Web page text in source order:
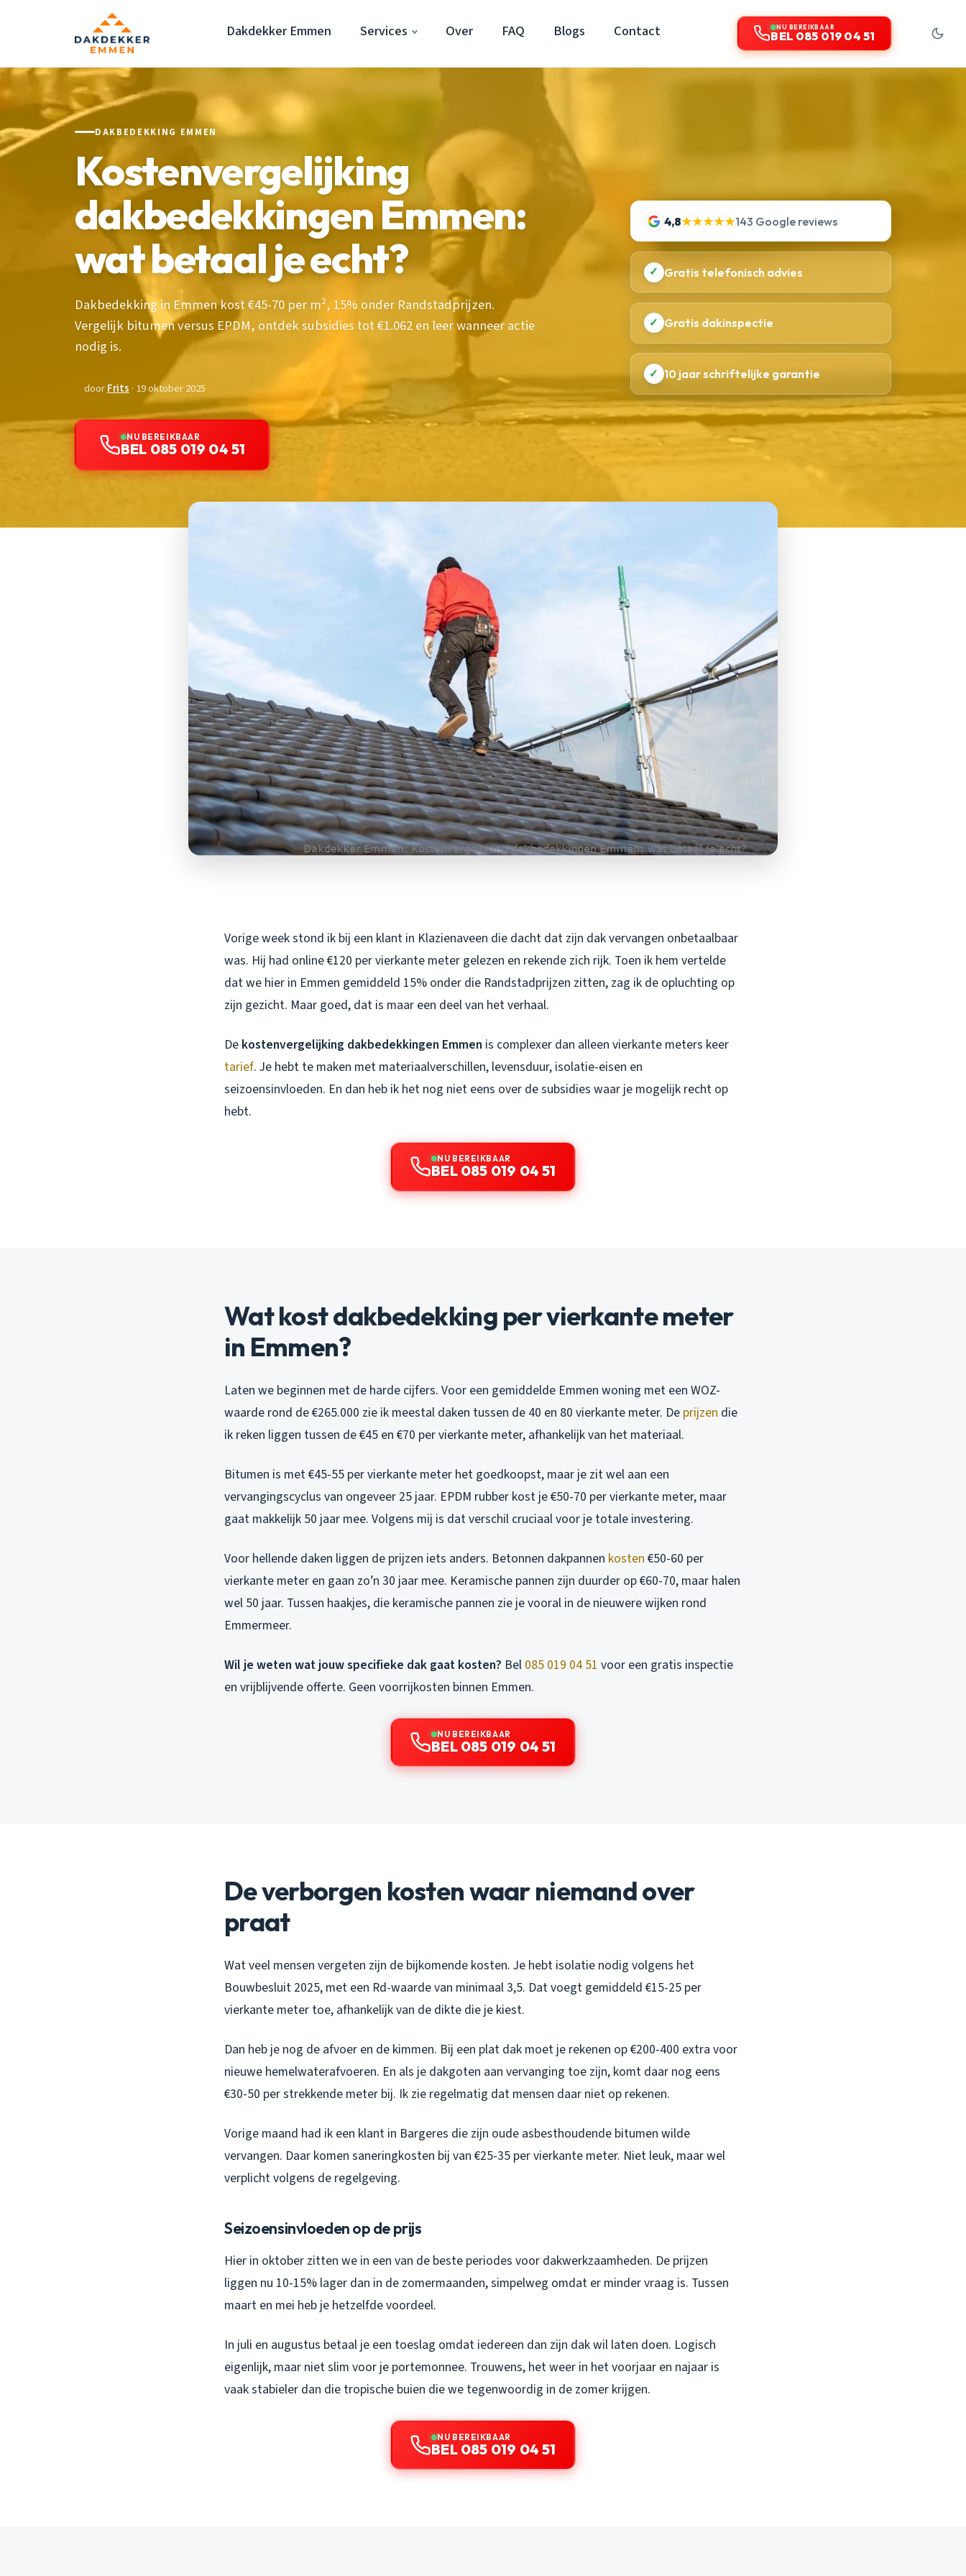
Dakdekker Emmen Services Over FAQ Blogs Contact NU BEREIKBAAR
BEL 085 019 04 51
DAKBEDEKKING EMMEN
Kostenvergelijking
dakbedekkingen Emmen:
wat betaal je echt?
Dakbedekking in Emmen kost €45-70 per m², 15% onder Randstadprijzen.
Vergelijk bitumen versus EPDM, ontdek subsidies tot €1.062 en leer wanneer actie
nodig is.
doorFrits · 19 oktober 2025
NU BEREIKBAAR
BEL 085 019 04 51
4,8★★★★★143 Google reviews
✓ Gratis telefonisch advies
✓ Gratis dakinspectie
✓ 10 jaar schriftelijke garantie
Vorige week stond ik bij een klant in Klazienaveen die dacht dat zijn dak vervangen onbetaalbaar
was. Hij had online €120 per vierkante meter gelezen en rekende zich rijk. Toen ik hem vertelde
dat we hier in Emmen gemiddeld 15% onder die Randstadprijzen zitten, zag ik de opluchting op
zijn gezicht. Maar goed, dat is maar een deel van het verhaal.
De kostenvergelijking dakbedekkingen Emmen is complexer dan alleen vierkante meters keer
tarief. Je hebt te maken met materiaalverschillen, levensduur, isolatie-eisen en
seizoensinvloeden. En dan heb ik het nog niet eens over de subsidies waar je mogelijk recht op
hebt.
NU BEREIKBAAR
BEL 085 019 04 51
Wat kost dakbedekking per vierkante meter
in Emmen?
Laten we beginnen met de harde cijfers. Voor een gemiddelde Emmen woning met een WOZ-
waarde rond de €265.000 zie ik meestal daken tussen de 40 en 80 vierkante meter. De prijzen die
ik reken liggen tussen de €45 en €70 per vierkante meter, afhankelijk van het materiaal.
Bitumen is met €45-55 per vierkante meter het goedkoopst, maar je zit wel aan een
vervangingscyclus van ongeveer 25 jaar. EPDM rubber kost je €50-70 per vierkante meter, maar
gaat makkelijk 50 jaar mee. Volgens mij is dat verschil cruciaal voor je totale investering.
Voor hellende daken liggen de prijzen iets anders. Betonnen dakpannen kosten €50-60 per
vierkante meter en gaan zo’n 30 jaar mee. Keramische pannen zijn duurder op €60-70, maar halen
wel 50 jaar. Tussen haakjes, die keramische pannen zie je vooral in de nieuwere wijken rond
Emmermeer.
Wil je weten wat jouw specifieke dak gaat kosten? Bel 085 019 04 51 voor een gratis inspectie
en vrijblijvende offerte. Geen voorrijkosten binnen Emmen.
NU BEREIKBAAR
BEL 085 019 04 51
De verborgen kosten waar niemand over
praat
Wat veel mensen vergeten zijn de bijkomende kosten. Je hebt isolatie nodig volgens het
Bouwbesluit 2025, met een Rd-waarde van minimaal 3,5. Dat voegt gemiddeld €15-25 per
vierkante meter toe, afhankelijk van de dikte die je kiest.
Dan heb je nog de afvoer en de kimmen. Bij een plat dak moet je rekenen op €200-400 extra voor
nieuwe hemelwaterafvoeren. En als je dakgoten aan vervanging toe zijn, komt daar nog eens
€30-50 per strekkende meter bij. Ik zie regelmatig dat mensen daar niet op rekenen.
Vorige maand had ik een klant in Bargeres die zijn oude asbesthoudende bitumen wilde
vervangen. Daar komen saneringkosten bij van €25-35 per vierkante meter. Niet leuk, maar wel
verplicht volgens de regelgeving.
Seizoensinvloeden op de prijs
Hier in oktober zitten we in een van de beste periodes voor dakwerkzaamheden. De prijzen
liggen nu 10-15% lager dan in de zomermaanden, simpelweg omdat er minder vraag is. Tussen
maart en mei heb je hetzelfde voordeel.
In juli en augustus betaal je een toeslag omdat iedereen dan zijn dak wil laten doen. Logisch
eigenlijk, maar niet slim voor je portemonnee. Trouwens, het weer in het voorjaar en najaar is
vaak stabieler dan die tropische buien die we tegenwoordig in de zomer krijgen.
NU BEREIKBAAR
BEL 085 019 04 51